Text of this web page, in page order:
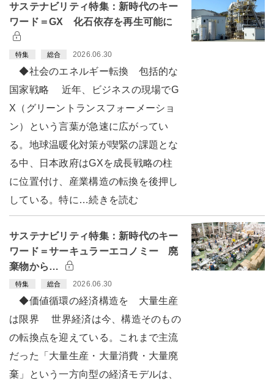
サステナビリティ特集：新時代のキー
ワード＝GX 化石依存を再生可能に
特集 総合 2026.06.30
◆社会のエネルギー転換 包括的な
国家戦略 近年、ビジネスの現場でG
X（グリーントランスフォーメーショ
ン）という言葉が急速に広がってい
る。地球温暖化対策が喫緊の課題とな
る中、日本政府はGXを成長戦略の柱
に位置付け、産業構造の転換を後押し
している。特に…続きを読む
サステナビリティ特集：新時代のキー
ワード＝サーキュラーエコノミー 廃
棄物から…
特集 総合 2026.06.30
◆価値循環の経済構造を 大量生産
は限界 世界経済は今、構造そのもの
の転換点を迎えている。これまで主流
だった「大量生産・大量消費・大量廃
棄」という一方向型の経済モデルは、